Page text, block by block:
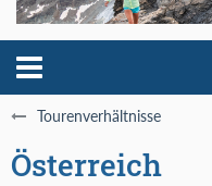
Tourenverhältnisse
Österreich